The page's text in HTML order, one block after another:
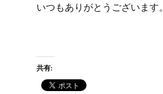
いつもありがとうございます。
共有: